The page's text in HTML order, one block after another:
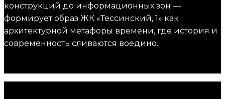
конструкций до информационных зон —
формирует образ ЖК «Тессинский, 1» как
архитектурной метафоры времени, где история и
современность сливаются воедино.